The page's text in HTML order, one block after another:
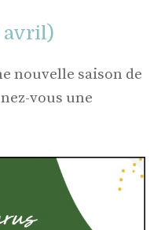
avril)
nouvelle saison de
vous une